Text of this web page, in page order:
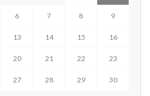
6 7 8 9
13 14 15 16
20 21 22 23
27 28 29 30